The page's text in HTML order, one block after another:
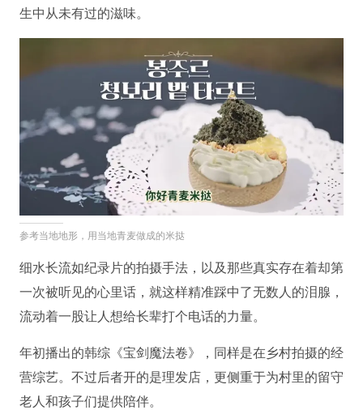
生中从未有过的滋味。
参考当地地形，用当地青麦做成的米挞
细水长流如纪录片的拍摄手法，以及那些真实存在着却第
一次被听见的心里话，就这样精准踩中了无数人的泪腺，
流动着一股让人想给长辈打个电话的力量。
年初播出的韩综《宝剑魔法卷》，同样是在乡村拍摄的经
营综艺。不过后者开的是理发店，更侧重于为村里的留守
老人和孩子们提供陪伴。